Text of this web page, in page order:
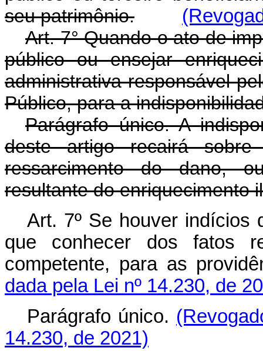
seu patrimônio.
Art. 7° Quando o ato de
público ou ensejar
administrativa responsável
Público, para a
Parágrafo único. A
deste artigo recairá
ressarcimento do dano,
resultante do enriquecimento
Art. 7º Se houver indícios
que conhecer dos fatos
competente, para as
dada pela Lei nº 14.230, de
Parágrafo único.
14.230, de 2021)